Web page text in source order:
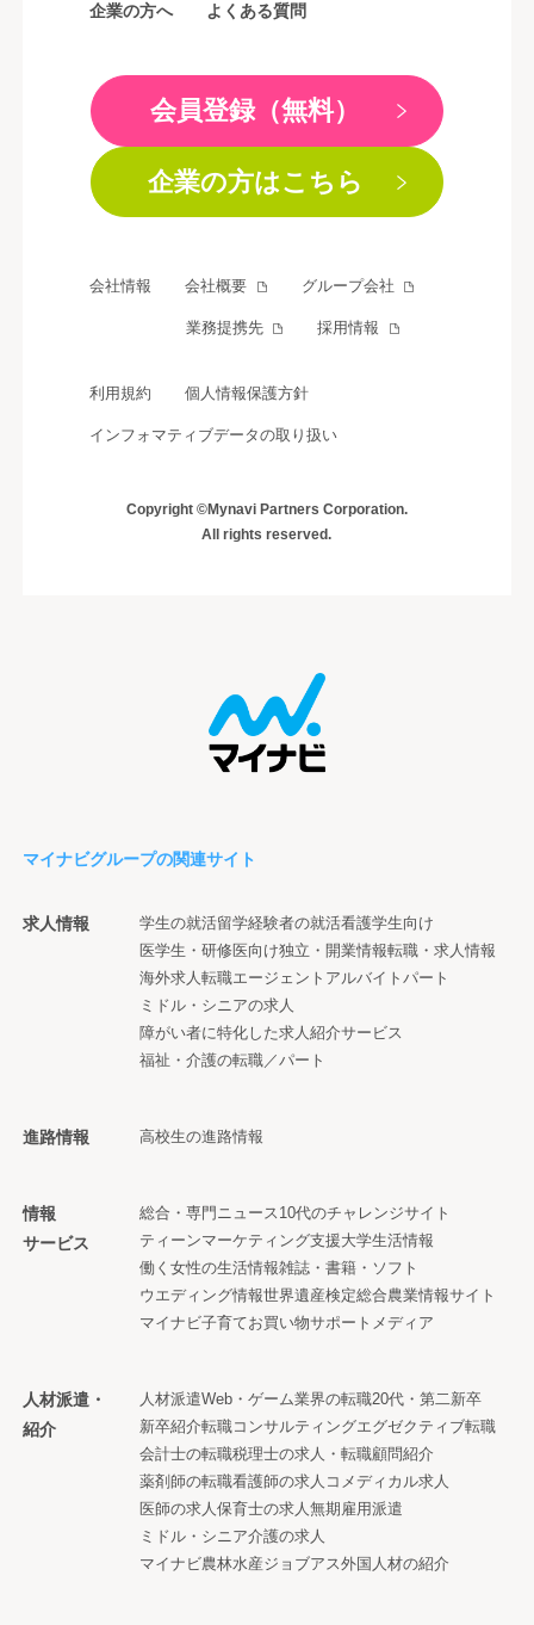
企業の方へ よくある質問
会員登録（無料）
企業の方はこちら
会社情報 会社概要 グループ会社
業務提携先 採用情報
利用規約 個人情報保護方針
インフォマティブデータの取り扱い
Copyright ©Mynavi Partners Corporation.
All rights reserved.
マイナビグループの関連サイト
求人情報 学生の就活留学経験者の就活看護学生向け
医学生・研修医向け独立・開業情報転職・求人情報
海外求人 転職エージェント アルバイト パート
ミドル・シニアの求人
障がい者に特化した求人紹介サービス
福祉・介護の転職／パート
進路情報 高校生の進路情報
情報
サービス
総合・専門ニュース 10代のチャレンジサイト
ティーンマーケティング支援大学生活情報
働く女性の生活情報雑誌・書籍・ソフト
ウエディング情報世界遺産検定総合農業情報サイト
マイナビ子育てお買い物サポートメディア
人材派遣・
紹介
人材派遣Web・ゲーム業界の転職20代・第二新卒
新卒紹介転職コンサルティングエグゼクティブ転職
会計士の転職税理士の求人・転職顧問紹介
薬剤師の転職看護師の求人 コメディカル求人
医師の求人 保育士の求人 無期雇用派遣
ミドル・シニア介護の求人
マイナビ農林水産ジョブアス外国人材の紹介